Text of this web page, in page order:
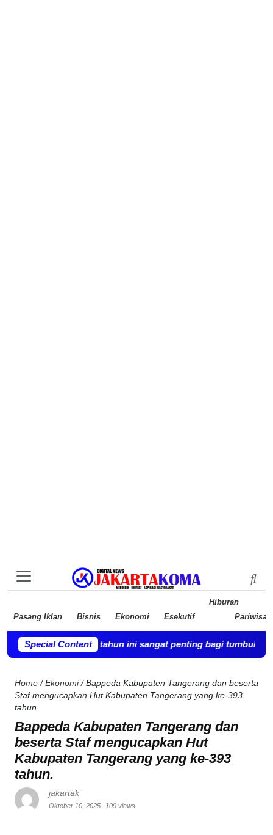
Pasang Iklan Bisnis Ekonomi Esekutif
Hiburan
Pariwisata
Special Content
usia dua tahun ini sangat penting bagi tumbuh kembangnya
Home / Ekonomi/ Bappeda Kabupaten Tangerang dan beserta
Staf mengucapkan Hut Kabupaten Tangerang yang ke-393
tahun.
Bappeda Kabupaten Tangerang dan
beserta Staf mengucapkan Hut
Kabupaten Tangerang yang ke-393
tahun.
jakartak
Oktober 10, 2025 109 views